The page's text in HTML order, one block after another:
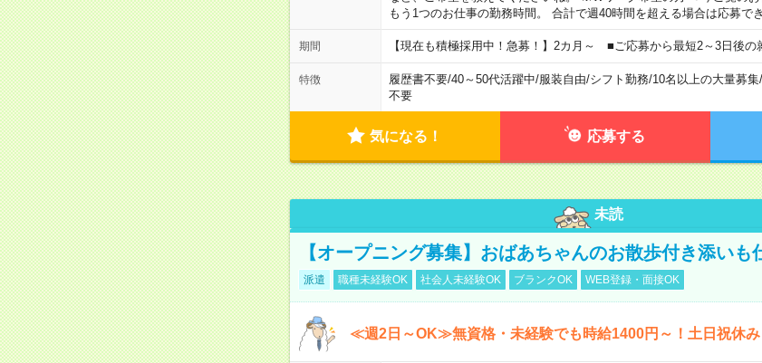
もう1つのお仕事の勤務時間。 合計で週40時間を超える場合は応募でき
期間 【現在も積極採用中！急募！】2カ月～ ■ご応募から最短2～3日後の
特徴 履歴書不要/40～50代活躍中/服装自由/シフト勤務/10名以上の大量募集/
不要
気になる！ 応募する
未読
【オープニング募集】おばあちゃんのお散歩付き添いも
派遣 職種未経験OK 社会人未経験OK ブランクOK WEB登録・面接OK
≪週2日～OK≫無資格・未経験でも時給1400円～！土日祝休み